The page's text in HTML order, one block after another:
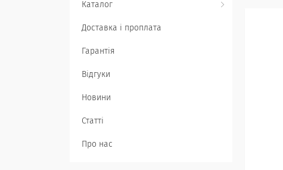
Каталог
Доставка і проплата
Гарантія
Відгуки
Новини
Статті
Про нас